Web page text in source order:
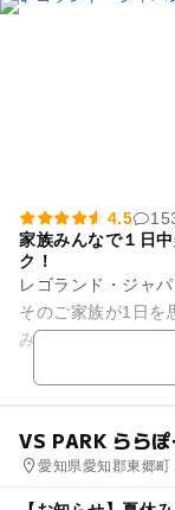
4.5
家族みんなで１日
ク！
レゴランド・ジャ
そのご家族が1日を
みんなで乗り物に
と、レゴブロック
VS PARK らら
愛知県愛知郡東郷